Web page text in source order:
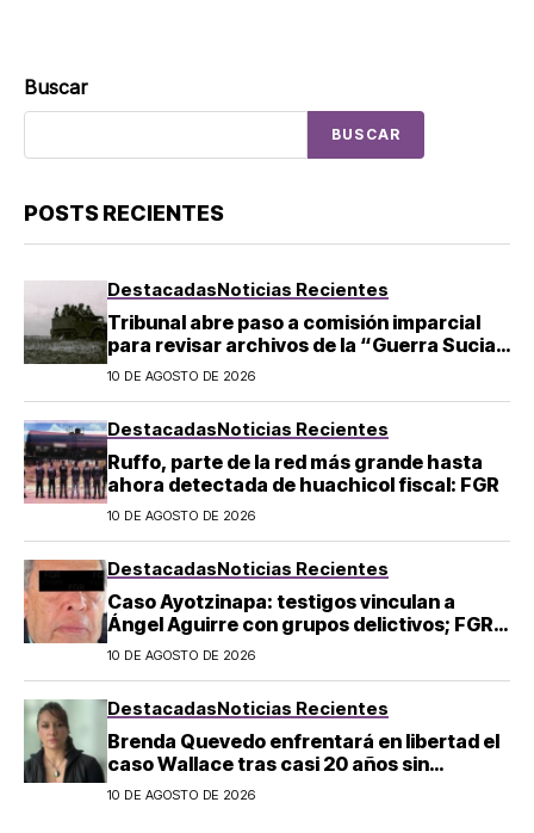
Buscar
BUSCAR
POSTS RECIENTES
DestacadasNoticias Recientes
Tribunal abre paso a comisión imparcial
para revisar archivos de la “Guerra Sucia”
tras omisión de Sedena
10 DE AGOSTO DE 2026
DestacadasNoticias Recientes
Ruffo, parte de la red más grande hasta
ahora detectada de huachicol fiscal: FGR
10 DE AGOSTO DE 2026
DestacadasNoticias Recientes
Caso Ayotzinapa: testigos vinculan a
Ángel Aguirre con grupos delictivos; FGR
lo acusa de destruir evidencia
10 DE AGOSTO DE 2026
DestacadasNoticias Recientes
Brenda Quevedo enfrentará en libertad el
caso Wallace tras casi 20 años sin
sentencia
10 DE AGOSTO DE 2026